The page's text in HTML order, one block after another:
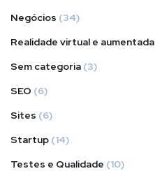
Negócios (34)
Realidade virtual e aumentada
Sem categoria (3)
SEO (6)
Sites (6)
Startup (14)
Testes e Qualidade (10)